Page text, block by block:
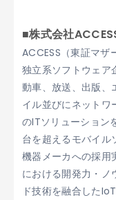
■株式会社
ACCESS（東証マザ
独立系ソフトウェア
動車、放送、出版、
イル並びにネットワ
のITソリューション
台を超えるモバイ
機器メーカへの採用
における開発力・ノ
ド技術を融合した